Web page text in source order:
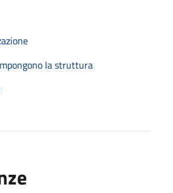
la struttura